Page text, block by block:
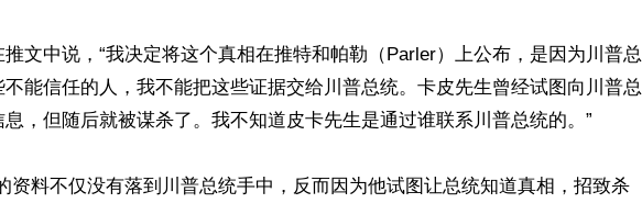
文中说，“我决定将这个真相在推特和帕勒（Parler）上公布，是因为川普总
能信任的人，我不能把这些证据交给川普总统。卡皮先生曾经试图向川普总
，但随后就被谋杀了。我不知道皮卡先生是通过谁联系川普总统的。”
资料不仅没有落到川普总统手中，反而因为他试图让总统知道真相，招致杀